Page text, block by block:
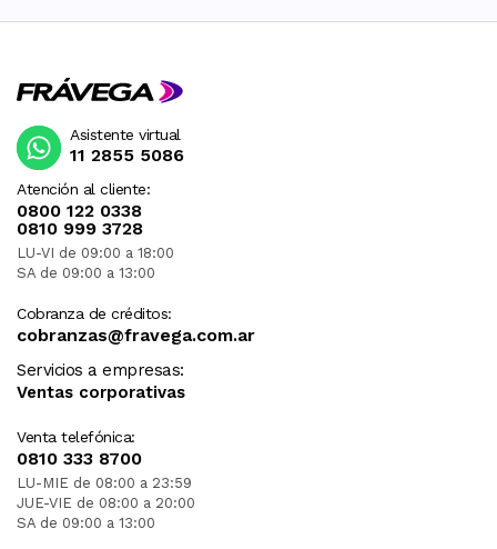
Atención al cliente:
0800 122 0338
0810 999 3728
LU-VI de 09:00 a 18:00
SA de 09:00 a 13:00
Cobranza de créditos:
cobranzas@fravega.com.ar
Servicios a empresas:
Ventas corporativas
Venta telefónica:
0810 333 8700
LU-MIE de 08:00 a 23:59
JUE-VIE de 08:00 a 20:00
SA de 09:00 a 13:00
Asistente virtual
11 2855 5086